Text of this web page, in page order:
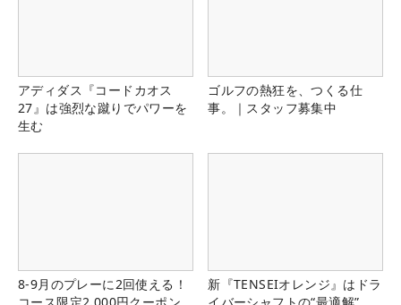
アディダス『コードカオス
27』は強烈な蹴りでパワーを
生む
ゴルフの熱狂を、つくる仕
事。｜スタッフ募集中
8-9月のプレーに2回使える！
コース限定2,000円クーポン
新『TENSEIオレンジ』はドラ
イバーシャフトの“最適解”